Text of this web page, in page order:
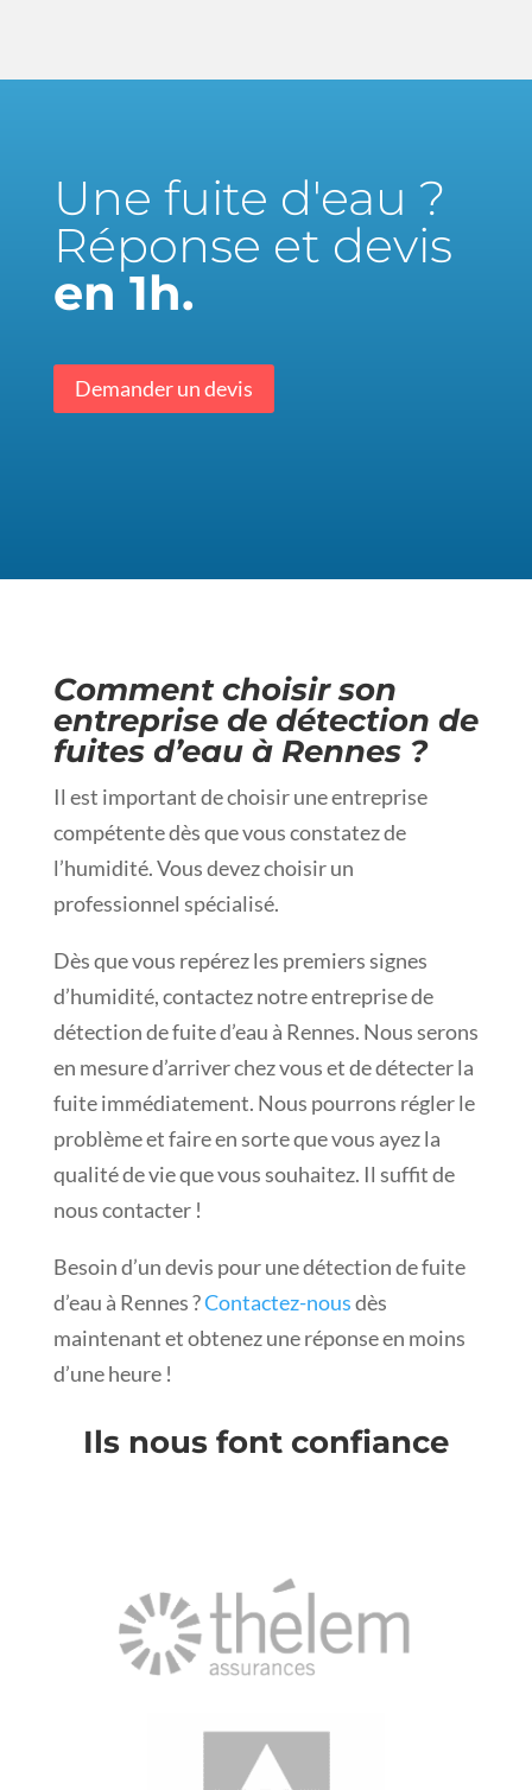
Une fuite d'eau ?
Réponse et devis
en 1h.
Demander un devis
Comment choisir son
entreprise de détection de
fuites d’eau à Rennes ?
Il est important de choisir une entreprise
compétente dès que vous constatez de
l’humidité. Vous devez choisir un
professionnel spécialisé.
Dès que vous repérez les premiers signes
d’humidité, contactez notre entreprise de
détection de fuite d’eau à Rennes. Nous serons
en mesure d’arriver chez vous et de détecter la
fuite immédiatement. Nous pourrons régler le
problème et faire en sorte que vous ayez la
qualité de vie que vous souhaitez. Il suffit de
nous contacter !
Besoin d’un devis pour une détection de fuite
d’eau à Rennes ?Contactez-nousdès
maintenant et obtenez une réponse en moins
d’une heure !
Ils nous font confiance